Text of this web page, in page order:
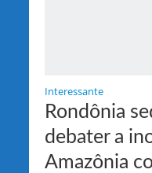
Interessante
Rondônia
debater a
Amazônia